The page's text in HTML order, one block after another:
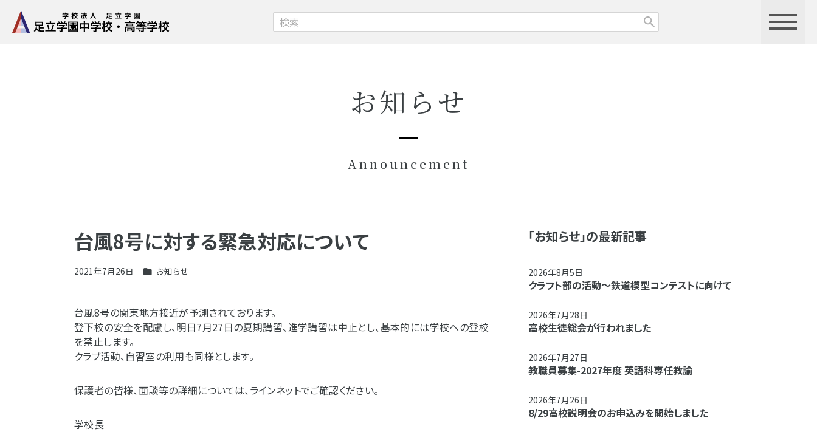
お知らせ
Announcement
台風8号に対する緊急対応について
2021年7月26日 お知らせ
台風8号の関東地方接近が予測されております。
登下校の安全を配慮し、明日7月27日の夏期講習、進学講習は中止とし、基本的には学校への登校
を禁止します。
クラブ活動、自習室の利用も同様とします。
保護者の皆様、面談等の詳細については、ラインネットでご確認ください。
学校長
「お知らせ」の最新記事
2026年8月5日
クラフト部の活動～鉄道模型コンテストに向けて
2026年7月28日
高校生徒総会が行われました
2026年7月27日
教職員募集-2027年度 英語科専任教諭
2026年7月26日
8/29高校説明会のお申込みを開始しました